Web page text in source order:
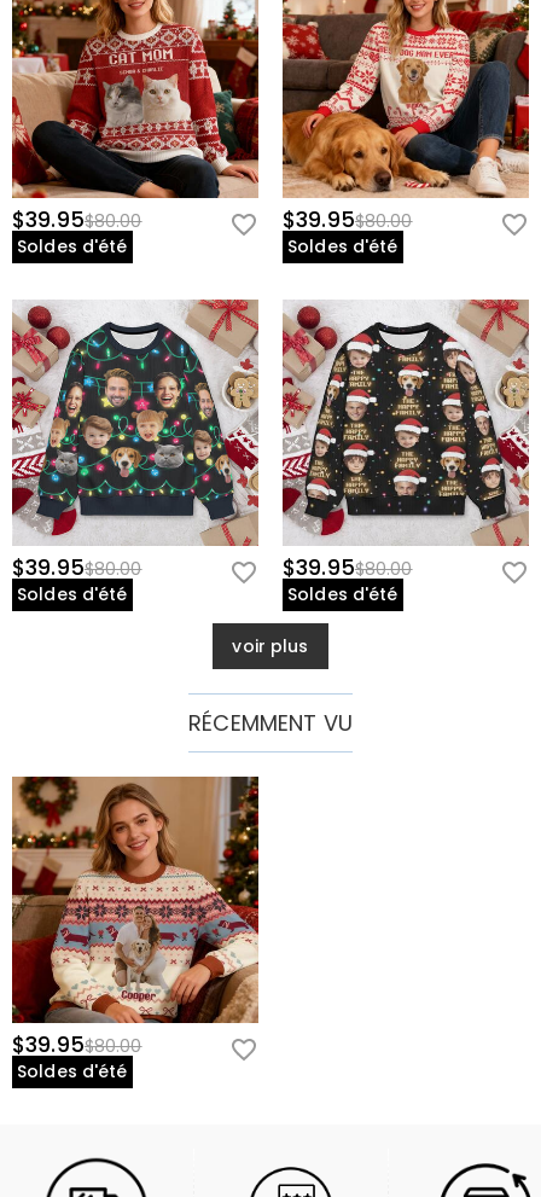
$39.95$80.00
Soldes d'été
$39.95$80.00
Soldes d'été
$39.95$80.00
Soldes d'été
$39.95$80.00
Soldes d'été
voir plus
RÉCEMMENT VU
$39.95$80.00
Soldes d'été